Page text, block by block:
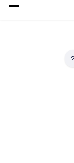
بهترین قیمت رو